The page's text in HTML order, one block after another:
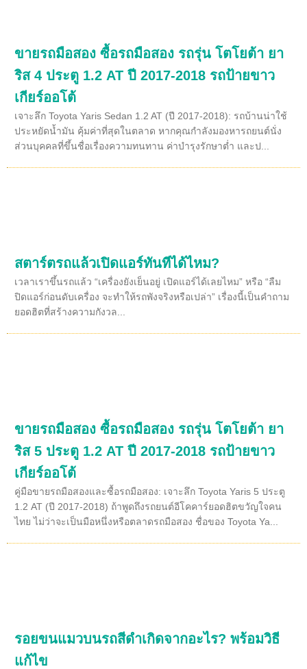
ขายรถมือสอง ซื้อรถมือสอง รถรุ่น โตโยต้า ยา
ริส 4 ประตู 1.2 AT ปี 2017-2018 รถป้ายขาว
เกียร์ออโต้
เจาะลึก Toyota Yaris Sedan 1.2 AT (ปี 2017-2018): รถบ้านน่าใช้
ประหยัดน้ำมัน คุ้มค่าที่สุดในตลาด หากคุณกำลังมองหารถยนต์นั่ง
ส่วนบุคคลที่ขึ้นชื่อเรื่องความทนทาน ค่าบำรุงรักษาต่ำ และป...
สตาร์ตรถแล้วเปิดแอร์ทันทีได้ไหม?
เวลาเราขึ้นรถแล้ว “เครื่องยังเย็นอยู่ เปิดแอร์ได้เลยไหม” หรือ “ลืม
ปิดแอร์ก่อนดับเครื่อง จะทำให้รถพังจริงหรือเปล่า” เรื่องนี้เป็นคำถาม
ยอดฮิตที่สร้างความกังวล...
ขายรถมือสอง ซื้อรถมือสอง รถรุ่น โตโยต้า ยา
ริส 5 ประตู 1.2 AT ปี 2017-2018 รถป้ายขาว
เกียร์ออโต้
คู่มือขายรถมือสองและซื้อรถมือสอง: เจาะลึก Toyota Yaris 5 ประตู
1.2 AT (ปี 2017-2018) ถ้าพูดถึงรถยนต์อีโคคาร์ยอดฮิตขวัญใจคน
ไทย ไม่ว่าจะเป็นมือหนึ่งหรือตลาดรถมือสอง ชื่อของ Toyota Ya...
รอยขนแมวบนรถสีดำเกิดจากอะไร? พร้อมวิธี
แก้ไข